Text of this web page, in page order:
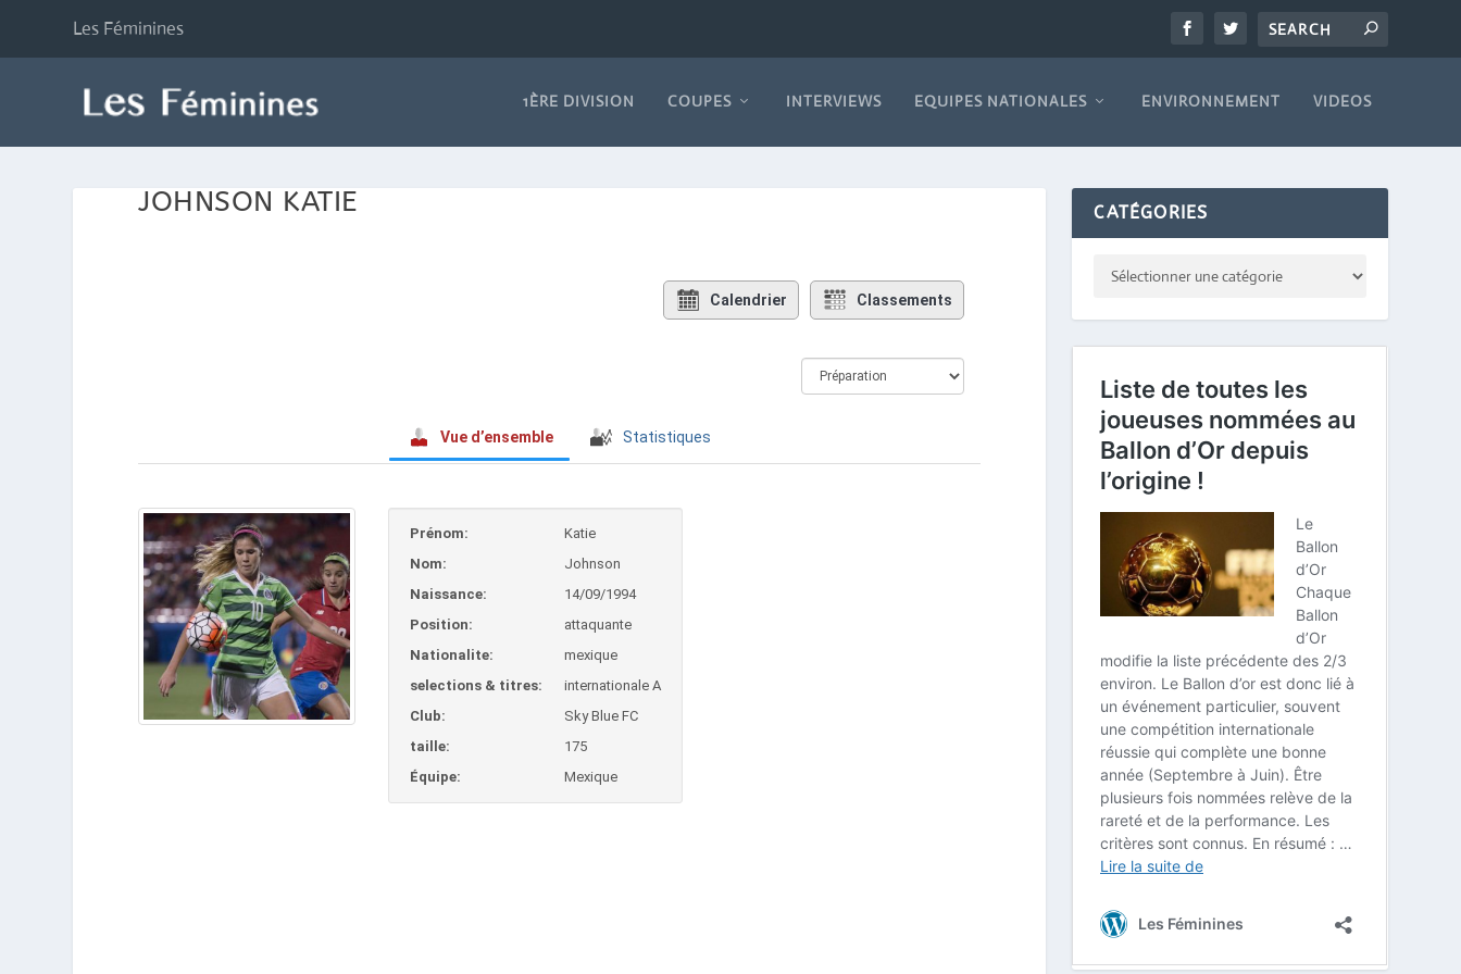
Les Féminines
1ÈRE DIVISION COUPES INTERVIEWS EQUIPES NATIONALES ENVIRONNEMENT VIDEOS
JOHNSON KATIE
Calendrier Classements
Vue d’ensemble Statistiques
Prénom:
Katie
Nom:
Johnson
Naissance:
14/09/1994
Position:
attaquante
Nationalite:
mexique
selections & titres:
internationale A
Club:
Sky Blue FC
taille:
175
Équipe:
Mexique
CATÉGORIES